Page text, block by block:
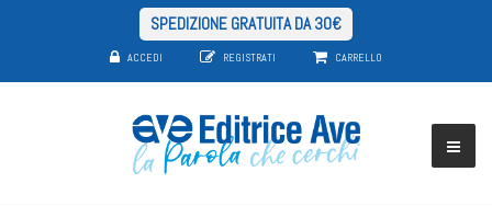
SPEDIZIONE GRATUITA DA 30€
ACCEDI REGISTRATI CARRELLO